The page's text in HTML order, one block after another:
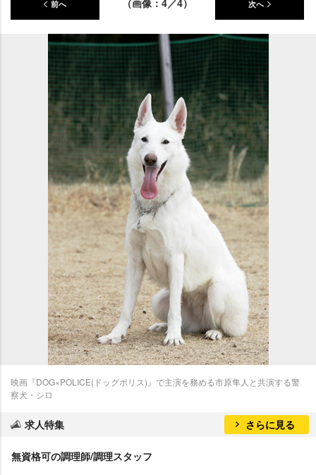
前へ （画像：4／4） 次へ
映画『DOG×POLICE(ドッグポリス)』で主演を務める市原隼人と共演する警
察犬・シロ
求人特集 さらに見る
無資格可の調理師/調理スタッフ